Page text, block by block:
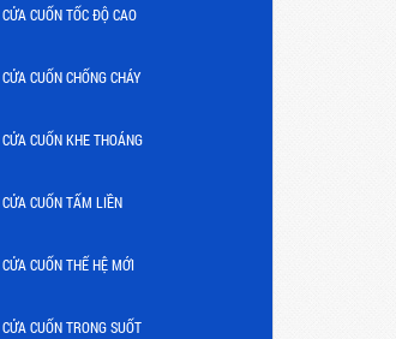
CỬA CUỐN TỐC ĐỘ CAO
CỬA CUỐN CHỐNG CHÁY
CỬA CUỐN KHE THOÁNG
CỬA CUỐN TẤM LIỀN
CỬA CUỐN THẾ HỆ MỚI
CỬA CUỐN TRONG SUỐT